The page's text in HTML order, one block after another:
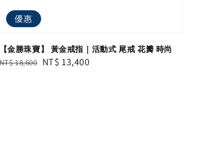
優惠
【金勝珠寶】 黃金戒指｜活動式 尾戒 花瓣 時尚
18,600 Sale
NT$ 13,400